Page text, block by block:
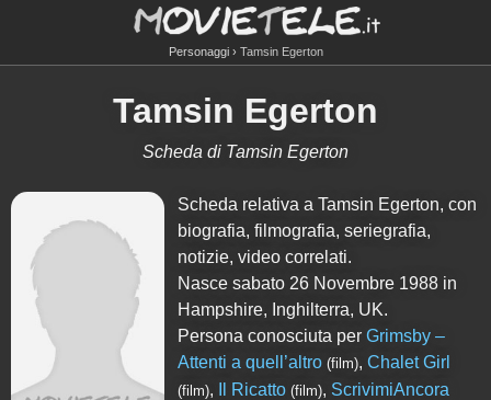
Personaggi Tamsin Egerton
Tamsin Egerton
Scheda di Tamsin Egerton
Scheda relativa a Tamsin Egerton, con
biografia, filmografia, seriegrafia,
notizie, video correlati.
Nasce sabato 26 Novembre 1988 in
Hampshire, Inghilterra, UK.
Persona conosciuta perGrimsby –
Attenti a quell’altro (film),Chalet Girl
(film), Il Ricatto (film), ScrivimiAncora